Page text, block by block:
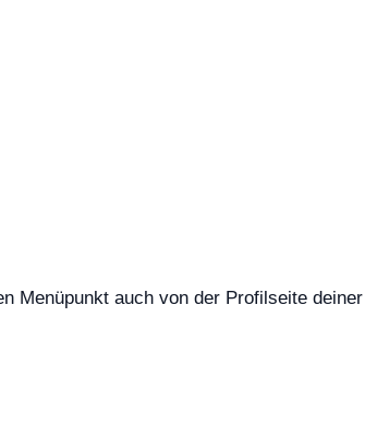
Menüpunkt auch von der Profilseite deiner